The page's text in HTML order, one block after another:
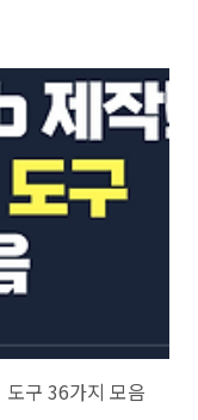
구 36가지 모음